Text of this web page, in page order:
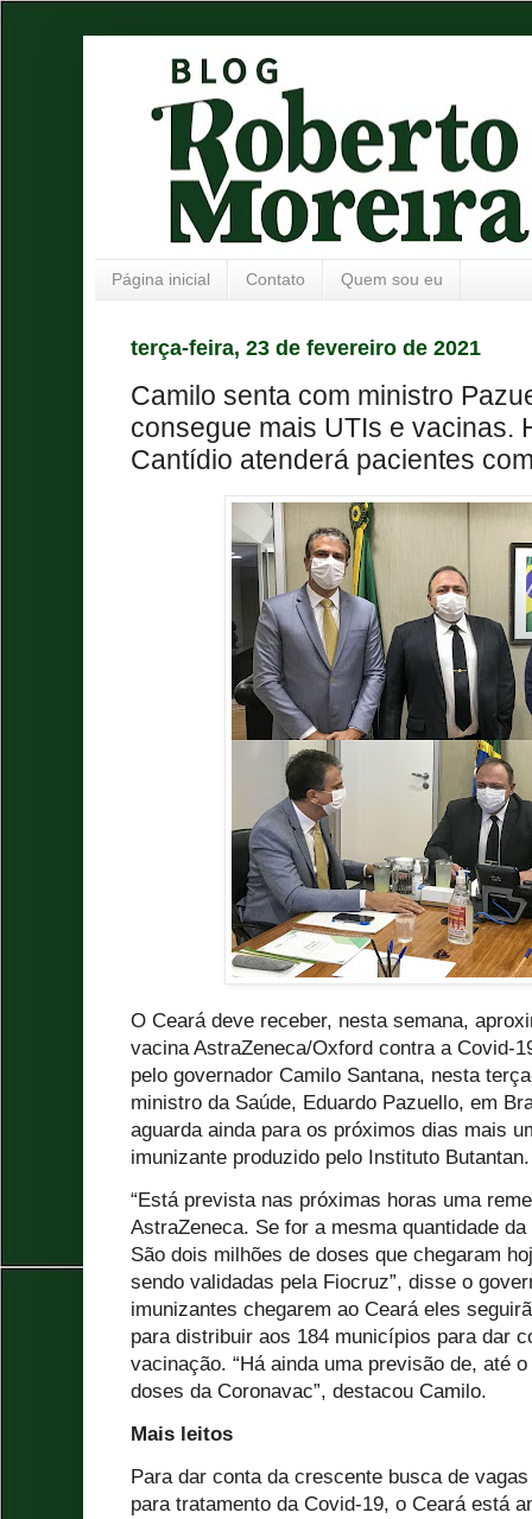
Página inicial Contato Quem sou eu
terça-feira, 23 de fevereiro de 2021
Camilo senta com ministro
consegue mais UTIs e vacinas.
Cantídio atenderá pacientes
O Ceará deve receber, nesta semana,
vacina AstraZeneca/Oxford contra a Covid-
pelo governador Camilo Santana, nesta
ministro da Saúde, Eduardo Pazuello, em
aguarda ainda para os próximos dias mais
imunizante produzido pelo Instituto Butantan.
“Está prevista nas próximas horas uma
AstraZeneca. Se for a mesma quantidade
São dois milhões de doses que chegaram
sendo validadas pela Fiocruz”, disse o
imunizantes chegarem ao Ceará eles
para distribuir aos 184 municípios para dar
vacinação. “Há ainda uma previsão de, até
doses da Coronavac”, destacou Camilo.
Mais leitos
Para dar conta da crescente busca de
para tratamento da Covid-19, o Ceará está